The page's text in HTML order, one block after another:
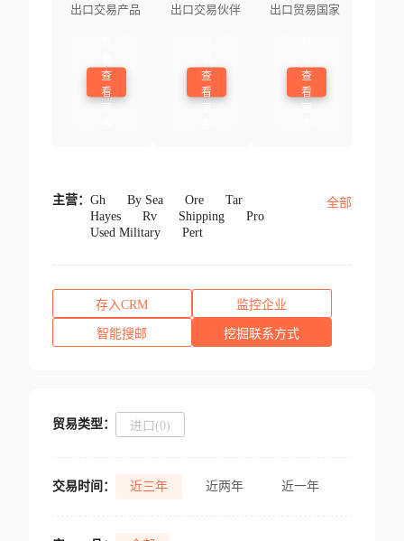
出口交易产品
查
看
出口交易伙伴
查
看
出口贸易国家
查
看
主营： Gh By Sea Ore
Tar
Hayes
Rv Shipping
Pro
Used Military
Pert
全部
存入CRM 监控企业
智能搜邮 挖掘联系方式
贸易类型： 进口(0)
交易时间： 近三年 近两年 近一年